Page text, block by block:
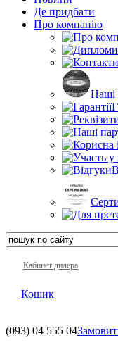
Де придбати
Про компанію
Наші
Кабинет дилера
Кошик
(093) 04 555 04